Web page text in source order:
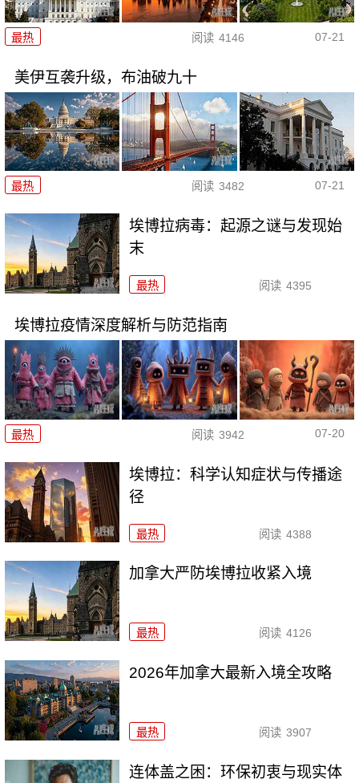
最热 阅读 4146 07-21
美伊互袭升级，布油破九十
最热 阅读 3482 07-21
埃博拉病毒：起源之谜与发现始
末
最热 阅读 4395
埃博拉疫情深度解析与防范指南
最热 阅读 3942 07-20
埃博拉：科学认知症状与传播途
径
最热 阅读 4388
加拿大严防埃博拉收紧入境
最热 阅读 4126
2026年加拿大最新入境全攻略
最热 阅读 3907
连体盖之困：环保初衷与现实体